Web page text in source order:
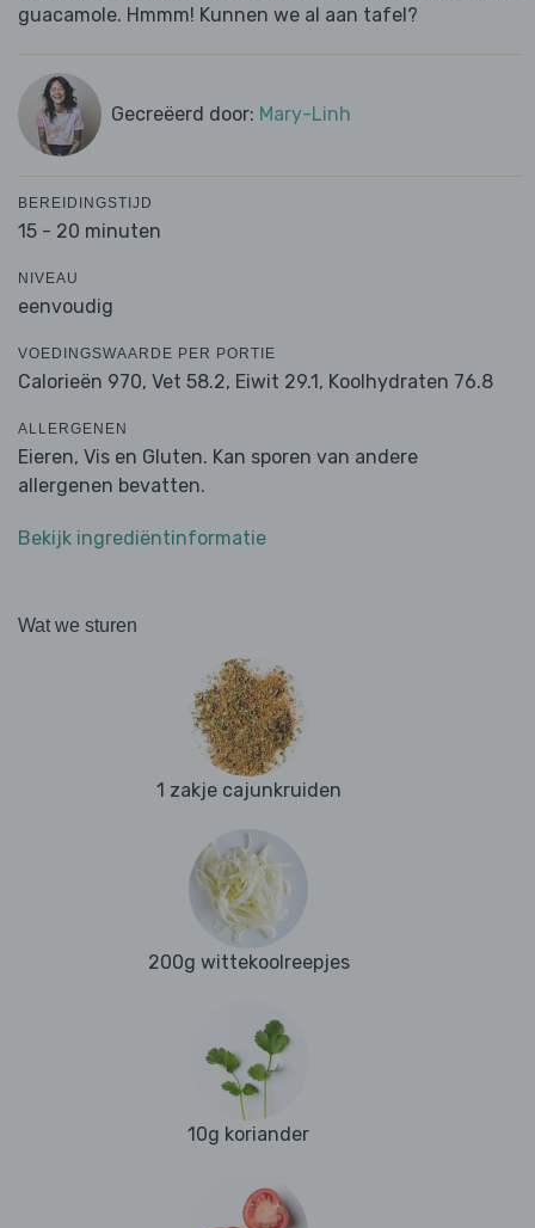
guacamole. Hmmm! Kunnen we al aan tafel?
Gecreëerd door: Mary-Linh
BEREIDINGSTIJD
15 - 20 minuten
NIVEAU
eenvoudig
VOEDINGSWAARDE PER PORTIE
Calorieën 970, Vet 58.2, Eiwit 29.1, Koolhydraten 76.8
ALLERGENEN
Eieren, Vis en Gluten. Kan sporen van andere
allergenen bevatten.
Bekijk ingrediëntinformatie
Wat we sturen
1 zakje cajunkruiden
200g wittekoolreepjes
10g koriander